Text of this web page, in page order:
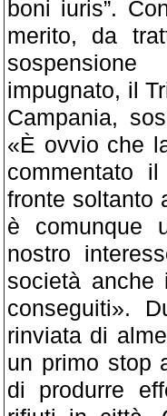
boni iuris”.
merito, da
impugnato, il
Campania,
«È ovvio che
commentato
fronte soltanto
è comunque
nostro
società anche
conseguiti».
rinviata di
un primo stop
di produrre